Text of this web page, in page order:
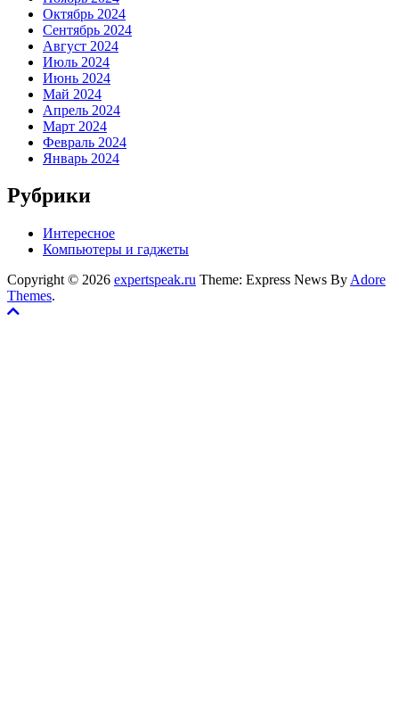
Октябрь 2024
Сентябрь 2024
Август 2024
Июль 2024
Июнь 2024
Май 2024
Апрель 2024
Март 2024
Февраль 2024
Январь 2024
Рубрики
Интересное
Компьютеры и гаджеты
Copyright © 2026 expertspeak.ru Theme: Express News By Adore
Themes.